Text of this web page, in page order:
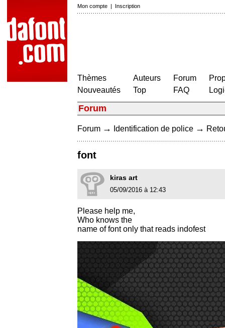
Mon compte | Inscription
Thèmes
Nouveautés
Auteurs
Top
Forum
FAQ
Forum
Forum → Identification de police →
font
kiras art
05/09/2016 à 12:43
Please help me,
Who knows the
name of font only that reads indofest